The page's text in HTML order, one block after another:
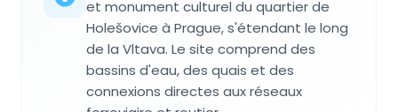
et monument culturel du quartier de
Holešovice à Prague, s'étendant le long
de la Vltava. Le site comprend des
bassins d'eau, des quais et des
connexions directes aux réseaux